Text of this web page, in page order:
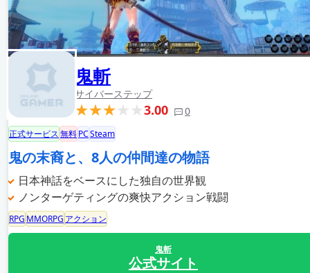
鬼斬
サイバーステップ
3.00 0
正式サービス無料PCSteam
鬼の末裔と、8人の仲間達の物語
日本神話をベースにした独自の世界観
ノンターゲティングの爽快アクション戦闘
RPG MMORPG アクション
鬼斬
公式サイト